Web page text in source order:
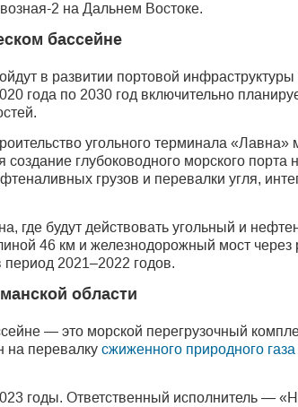
2 на Дальнем Востоке.
бассейне
в развитии портовой
года по 2030 год включительно
угольного терминала
создание глубоководного морского порта
грузов и перевалки угля,
где будут действовать угольный и
46 км и железнодорожный мост через
2021–2022 годов.
области
— это морской перегрузочный
на перевалку сжиженного природного газа
годы. Ответственный исполнитель —